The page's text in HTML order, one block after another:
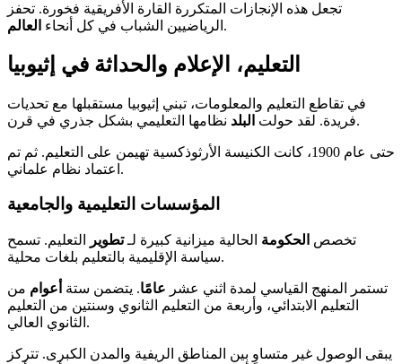
تجعل هذه الإنجازات المتكررة القارة الأفريقية فخورة. تحفز
الرياضيين الشباب في كل أنحاء العالم .
التعليم، الإعلام والحداثة في إثيوبيا
في تقاطع التعليم والمعلومات، تبني إثيوبيا مستقبلها مع تحديات
فريدة. لقد حولت البلد نظامها التعليمي بشكل جذري في قرن.
حتى عام 1900، كانت الكنيسة الأرثوذكسية تهيمن على التعليم. ثم تم
اعتماد نظام علماني.
المؤسسات التعليمية والجامعية
تخصص الحكومة الحالية ميزانية كبيرة لـتطوير
التعليم. تسمح
سياسة الإقليمية بالتعليم بلغات محلية.
تستمر المنهج القياسي لمدة اثني عشر عامًا. يتضمن ستة أعوام من
التعليم الابتدائي، وأربعة من التعليم الثانوي وسنتين من التعليم
الثانوي العالي.
يبقى الوصول غير متساوٍ بين المناطق الريفية والمدن الكبرى. تتركز